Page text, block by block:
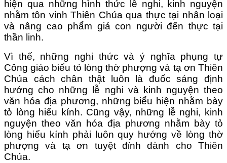
hiện qua những hình thức lễ nghi, kinh nguyện
nhằm tôn vinh Thiên Chúa qua thực tại nhân loại
và nâng cao phẩm giá con người đến thực tại
thần linh.
Vì thế, những nghi thức và ý nghĩa phụng tự
Công giáo biểu tỏ lòng thờ phượng và tạ ơn Thiên
Chúa cách chân thật luôn là đuốc sáng định
hướng cho những lễ nghi và kinh nguyện theo
văn hóa địa phương, những biểu hiện nhằm bày
tỏ lòng hiếu kính. Cũng vậy, những lễ nghi, kinh
nguyện theo văn hóa địa phương nhằm bày tỏ
lòng hiếu kính phải luôn quy hướng về lòng thờ
phượng và tạ ơn tuyệt đỉnh dành cho Thiên
Chúa.